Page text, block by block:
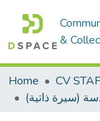
&
Home
(سيرة ذاتية)